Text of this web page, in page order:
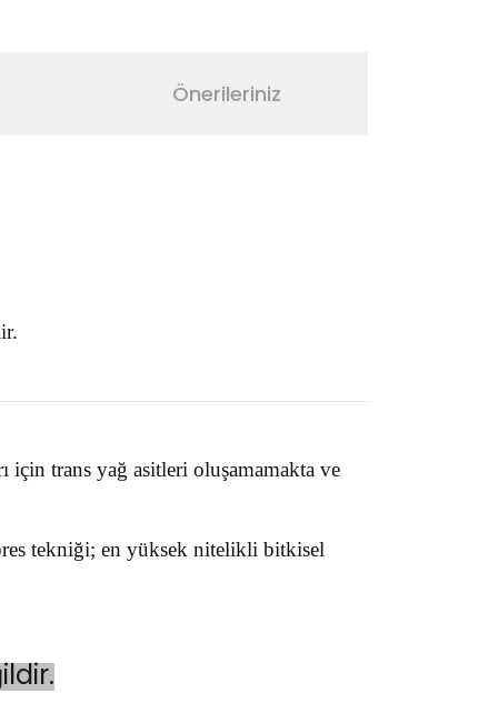
Önerileriniz
için trans yağ asitleri oluşamamakta ve
tekniği; en yüksek nitelikli bitkisel